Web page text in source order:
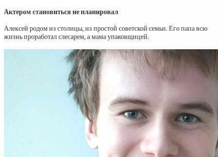
Актером становиться не планировал
Алексей родом из столицы, из простой советской семьи. Его папа всю
жизнь проработал слесарем, а мама упаковщицей.